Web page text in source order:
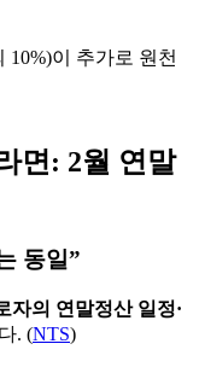
10%)이 추가로 원천
면: 2월 연말
동일”
자의 연말정산 일정·
. (NTS)